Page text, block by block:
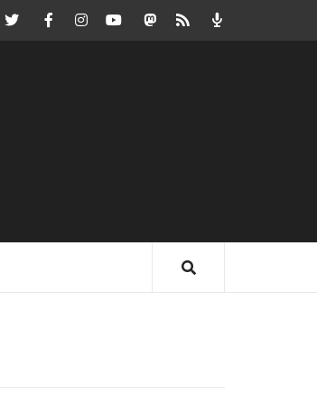
TwitterFacebookInstagramYoutubeMastodon.eus
RSS Podcast